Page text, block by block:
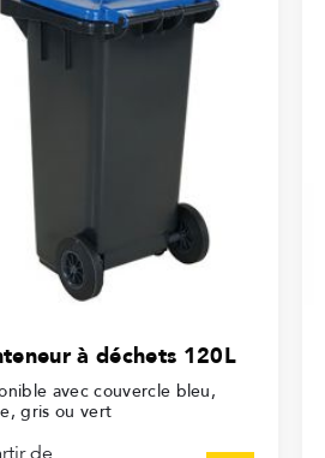
à déchets 120L
avec couvercle bleu,
gris ou vert